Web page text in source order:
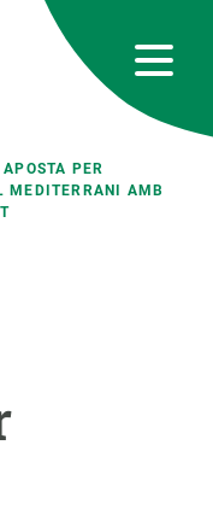
PER
MEDITERRANI AMB